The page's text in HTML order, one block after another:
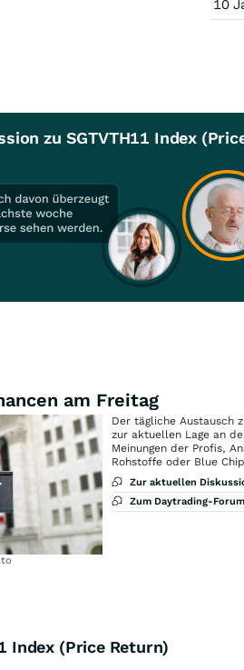
10
zu SGTVTH11 Index
am Freitag
Der tägliche Austausch
zur aktuellen Lage an
Meinungen der Profis,
Rohstoffe oder Blue
Zur aktuellen
Zum Daytrading-Forum
Index (Price Return)